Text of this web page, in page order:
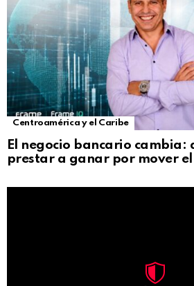
Centroamérica y el Caribe
El negocio bancario cambia:
prestar a ganar por mover